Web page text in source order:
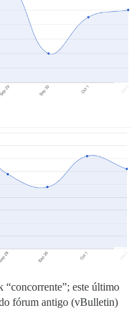
“concorrente”; este último
fórum antigo (vBulletin)